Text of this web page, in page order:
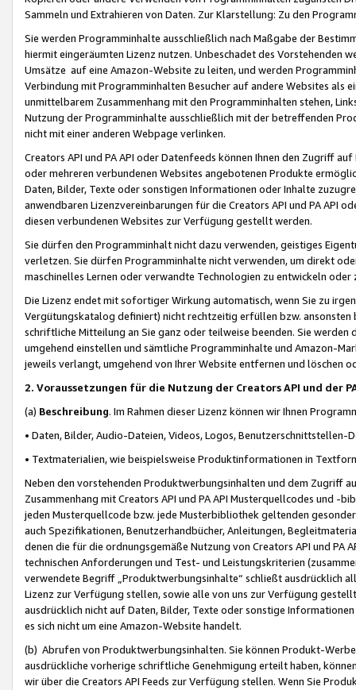
Sammeln und Extrahieren von Daten. Zur Klarstellung: Zu den
Sie werden Programminhalte ausschließlich nach Maßgabe der
hiermit eingeräumten Lizenz nutzen. Unbeschadet des Vorstehenden
Umsätze auf eine Amazon-Website zu leiten, und werden
Verbindung mit Programminhalten Besucher auf andere Websites als
unmittelbarem Zusammenhang mit den Programminhalten stehen,
Nutzung der Programminhalte ausschließlich mit der betreffenden
nicht mit einer anderen Webpage verlinken.
Creators API und PA API oder Datenfeeds können Ihnen den Zugriff
oder mehreren verbundenen Websites angebotenen Produkte
Daten, Bilder, Texte oder sonstigen Informationen oder Inhalte
anwendbaren Lizenzvereinbarungen für die Creators API und PA API
diesen verbundenen Websites zur Verfügung gestellt werden.
Sie dürfen den Programminhalt nicht dazu verwenden, geistiges
verletzen. Sie dürfen Programminhalte nicht verwenden, um direkt
maschinelles Lernen oder verwandte Technologien zu entwickeln
Die Lizenz endet mit sofortiger Wirkung automatisch, wenn Sie zu
Vergütungskatalog definiert) nicht rechtzeitig erfüllen bzw. ansonsten
schriftliche Mitteilung an Sie ganz oder teilweise beenden. Sie werden
umgehend einstellen und sämtliche Programminhalte und Amazon-
jeweils verlangt, umgehend von Ihrer Website entfernen und löschen
2. Voraussetzungen für die Nutzung der Creators API und der
(a) Beschreibung. Im Rahmen dieser Lizenz können wir Ihnen
• Daten, Bilder, Audio-Dateien, Videos, Logos, Benutzerschnittstellen-
• Textmaterialien, wie beispielsweise Produktinformationen in
Neben den vorstehenden Produktwerbungsinhalten und dem Zugriff
Zusammenhang mit Creators API und PA API Musterquellcodes und
jeden Musterquellcode bzw. jede Musterbibliothek geltenden
auch Spezifikationen, Benutzerhandbücher, Anleitungen,
denen die für die ordnungsgemäße Nutzung von Creators API und PA
technischen Anforderungen und Test- und Leistungskriterien
verwendete Begriff „Produktwerbungsinhalte“ schließt ausdrücklich
Lizenz zur Verfügung stellen, sowie alle von uns zur Verfügung
ausdrücklich nicht auf Daten, Bilder, Texte oder sonstige
es sich nicht um eine Amazon-Website handelt.
(b) Abrufen von Produktwerbungsinhalten. Sie können Produkt-
ausdrückliche vorherige schriftliche Genehmigung erteilt haben,
wir über die Creators API Feeds zur Verfügung stellen. Wenn Sie